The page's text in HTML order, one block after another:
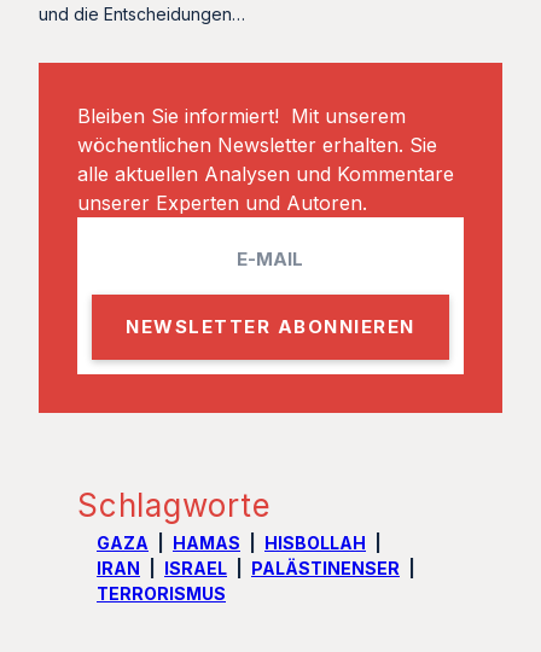
und die Entscheidungen…
Bleiben Sie informiert! Mit unserem
wöchentlichen Newsletter erhalten. Sie
alle aktuellen Analysen und Kommentare
unserer Experten und Autoren.
a
l
Schlagworte
GAZA HAMAS
HISBOLLAH
IRAN
ISRAEL
PALÄSTINENSER
TERRORISMUS